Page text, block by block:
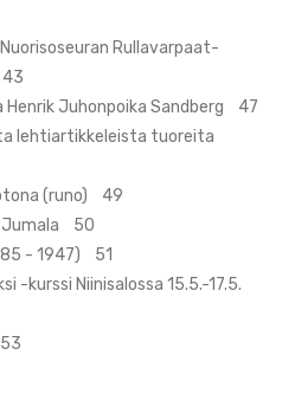
Rullavarpaat-
Henrik Juhonpoika Sandberg 47
lehtiartikkeleista tuoreita
(runo) 49
Jumala 50
- 1947) 51
-kurssi Niinisalossa 15.5.-17.5.